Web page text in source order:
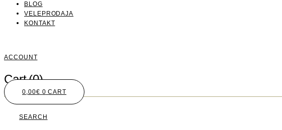
BLOG
VELEPRODAJA
KONTAKT
ACCOUNT
Cart(0)
0,00€ 0 CART
SEARCH